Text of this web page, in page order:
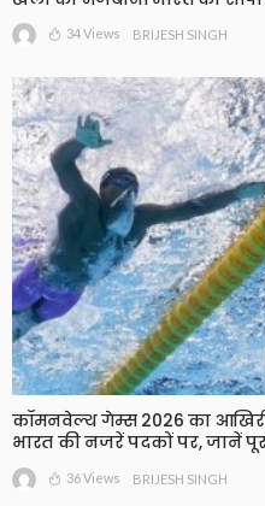
34 Views BRIJESH SINGH
कॉमनवेल्थ गेम्स 2026 का
भारत की नजरें पदकों पर, जानें
36 Views BRIJESH SINGH